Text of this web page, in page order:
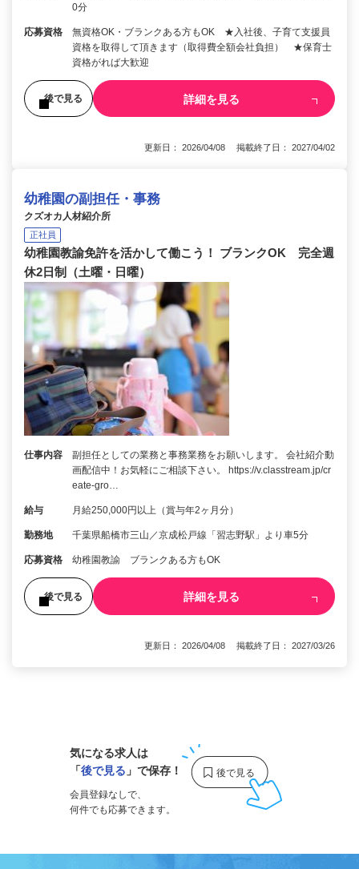
0分
応募資格
無資格OK・ブランクある方もOK ★入社後、子育て支援員
資格を取得して頂きます（取得費全額会社負担） ★保育士
資格がれば大歓迎
後で見る 詳細を見る
更新日： 2026/04/08 掲載終了日： 2027/04/02
幼稚園の副担任・事務
クズオカ人材紹介所
正社員
幼稚園教諭免許を活かして働こう！ ブランクOK 完全週
休2日制（土曜・日曜）
仕事内容
副担任としての業務と事務業務をお願いします。 会社紹介動
画配信中！お気軽にご相談下さい。 https://v.classtream.jp/cr
eate-gro…
給与 月給250,000円以上（賞与年2ヶ月分）
勤務地 千葉県船橋市三山／京成松戸線「習志野駅」より車5分
応募資格 幼稚園教諭 ブランクある方もOK
後で見る 詳細を見る
更新日： 2026/04/08 掲載終了日： 2027/03/26
気になる求人は
「後で見る 」で保存！
会員登録なしで、
何件でも応募できます。